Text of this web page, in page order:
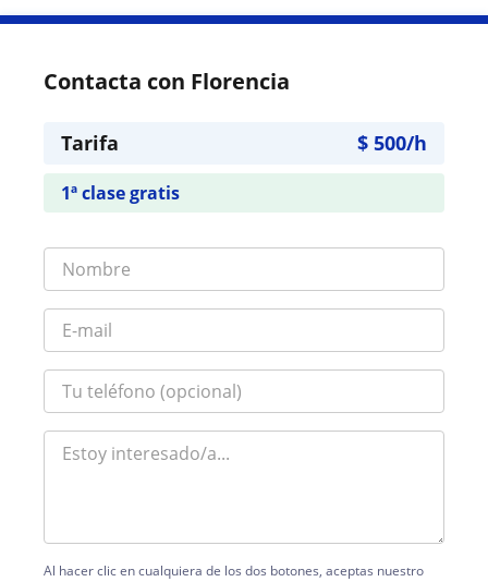
Contacta con Florencia
Tarifa $ 500/h
1ª clase gratis
Al hacer clic en cualquiera de los dos botones, aceptas nuestro